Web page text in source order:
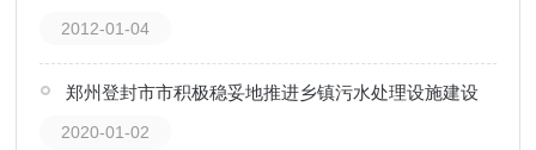
2012-01-04
郑州登封市市积极稳妥地推进乡镇污水处理设施建设
2020-01-02